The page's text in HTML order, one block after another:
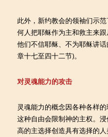
此外，新约教会的领袖们示
何人把耶稣作为主和救主来
他们不信耶稣、不为耶稣讲
章十七至四十二节)。
对灵魂能力的攻击
灵魂能力的概念因各种各样
这种自由会限制神的主权。
高的主选择创造具有选择的